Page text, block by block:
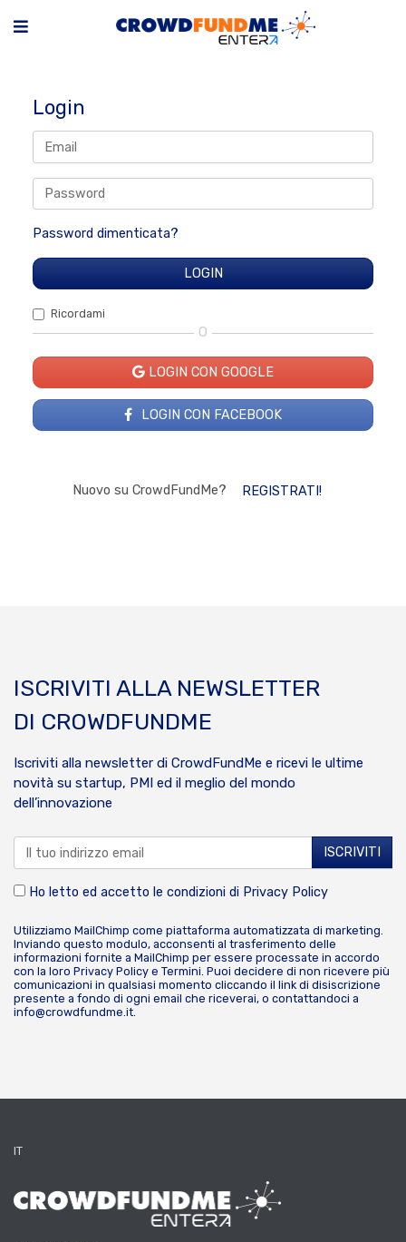
Login
Password dimenticata?
Ricordami
O
LOGIN CON GOOGLE
LOGIN CON FACEBOOK
Nuovo su CrowdFundMe? REGISTRATI!
ISCRIVITI ALLA NEWSLETTER
DI CROWDFUNDME
Iscriviti alla newsletter di CrowdFundMe e ricevi le ultime
novità su startup, PMI ed il meglio del mondo
dell’innovazione
Ho letto ed accetto le condizioni di Privacy Policy
Utilizziamo MailChimp come piattaforma automatizzata di marketing.
Inviando questo modulo, acconsenti al trasferimento delle
informazioni fornite a MailChimp per essere processate in accordo
con la loro Privacy Policy e Termini. Puoi decidere di non ricevere più
comunicazioni in qualsiasi momento cliccando il link di disiscrizione
presente a fondo di ogni email che riceverai, o contattandoci a
info@crowdfundme.it.
IT